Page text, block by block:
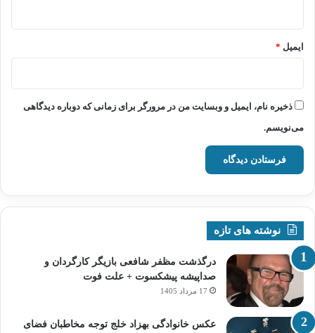
ایمیل *
ذخیره نام، ایمیل و وبسایت من در مرورگر برای زمانی که دوباره دیدگاهی
می‌نویسم.
نوشته های تازه
درگذشت مظفر شافعی بازیگر کارگردان و
صداپیشه پیشکسوت + علت فوت
17 مرداد 1405
عکس خانوادگی بهزاد خلج توجه مخاطبان فضای